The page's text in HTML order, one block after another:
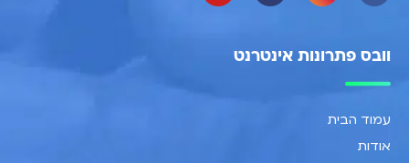
וובס פתרונות אינטרנט
עמוד הבית
אודות